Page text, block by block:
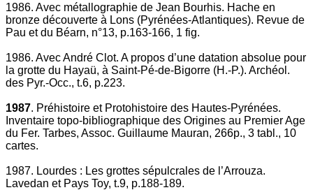
1986. Avec métallographie de Jean Bourhis. Hache en
bronze découverte à Lons (Pyrénées-Atlantiques). Revue de
Pau et du Béarn, n°13, p.163-166, 1 fig.
1986. Avec André Clot. A propos d’une datation absolue pour
la grotte du Hayaü, à Saint-Pé-de-Bigorre (H.-P.). Archéol.
des Pyr.-Occ., t.6, p.223.
1987. Préhistoire et Protohistoire des Hautes-Pyrénées.
Inventaire topo-bibliographique des Origines au Premier Age
du Fer. Tarbes, Assoc. Guillaume Mauran, 266p., 3 tabl., 10
cartes.
1987. Lourdes : Les grottes sépulcrales de l’Arrouza.
Lavedan et Pays Toy, t.9, p.188-189.